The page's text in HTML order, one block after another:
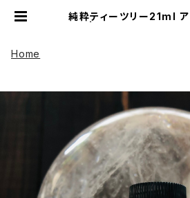
純粋ティーツリー21ml
Home